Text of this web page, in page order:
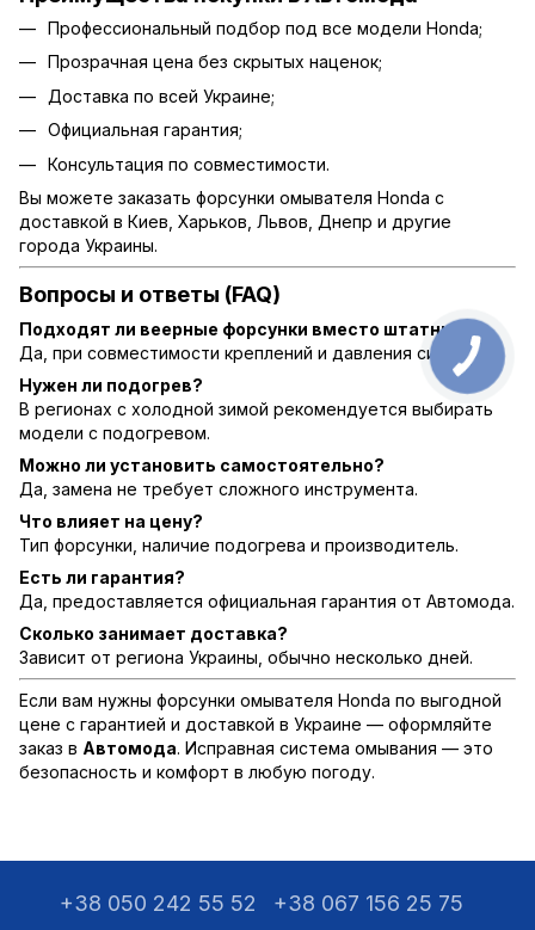
Профессиональный подбор под все модели Honda;
Прозрачная цена без скрытых наценок;
Доставка по всей Украине;
Официальная гарантия;
Консультация по совместимости.
Вы можете заказать форсунки омывателя Honda с
доставкой в Киев, Харьков, Львов, Днепр и другие
города Украины.
Вопросы и ответы (FAQ)
Подходят ли веерные форсунки вместо штатных?
Да, при совместимости креплений и давления системы.
Нужен ли подогрев?
В регионах с холодной зимой рекомендуется выбирать
модели с подогревом.
Можно ли установить самостоятельно?
Да, замена не требует сложного инструмента.
Что влияет на цену?
Тип форсунки, наличие подогрева и производитель.
Есть ли гарантия?
Да, предоставляется официальная гарантия от Автомода.
Сколько занимает доставка?
Зависит от региона Украины, обычно несколько дней.
Если вам нужны форсунки омывателя Honda по выгодной
цене с гарантией и доставкой в Украине — оформляйте
заказ в Автомода. Исправная система омывания — это
безопасность и комфорт в любую погоду.
+38 050 242 55 52 +38 067 156 25 75